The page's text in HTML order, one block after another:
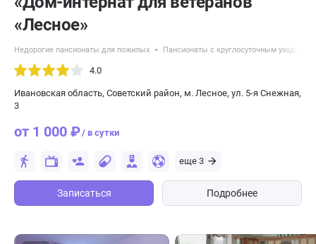
«Лесное»
Недорогие пансионаты для пожилых Пансионаты с круглосуточным уходом
4.0
Ивановская область, Советский район, м. Лесное, ул. 5-я Снежная,
3
от 1 000 ₽/ в сутки
еще 3
Записаться Подробнее